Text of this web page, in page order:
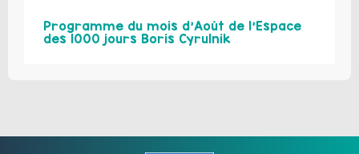
Programme du mois d’Août de l’Espace
des 1000 jours Boris Cyrulnik